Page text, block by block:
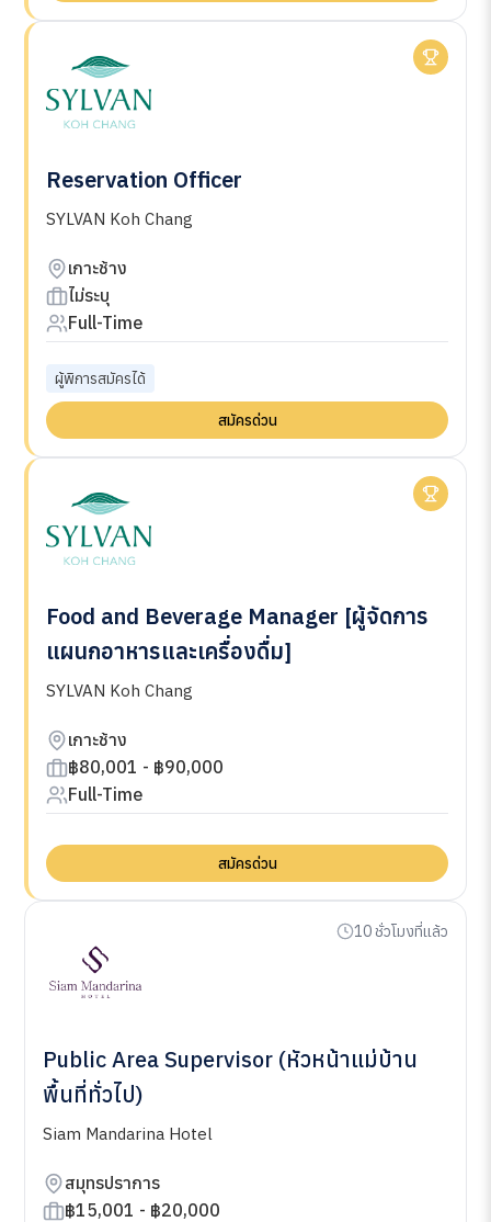
Reservation Officer
SYLVAN Koh Chang
เกาะช้าง
ไม่ระบุ
Full-Time
ผู้พิการสมัครได้
สมัครด่วน
Food and Beverage Manager [ผู้จัดการ
แผนกอาหารและเครื่องดื่ม]
SYLVAN Koh Chang
เกาะช้าง
฿80,001 - ฿90,000
Full-Time
สมัครด่วน
10 ชั่วโมงที่แล้ว
Public Area Supervisor (หัวหน้าแม่บ้าน
พื้นที่ทั่วไป)
Siam Mandarina Hotel
สมุทรปราการ
฿15,001 - ฿20,000